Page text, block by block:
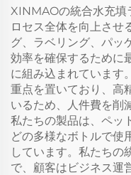
XINMAOの統合水充填
ロセス全体を向上させ
グ、ラベリング、パッ
効率を確保するために
に組み込まれています
重点を置いており、高
いるため、人件費を削
私たちの製品は、ペッ
どの多様なボトルで使
しています。私たちの
で、顧客はビジネス運